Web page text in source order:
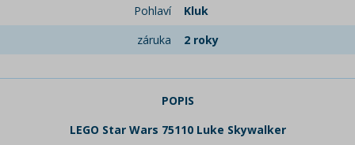
Pohlaví
Kluk
záruka
2 roky
POPIS
LEGO Star Wars 75110 Luke Skywalker